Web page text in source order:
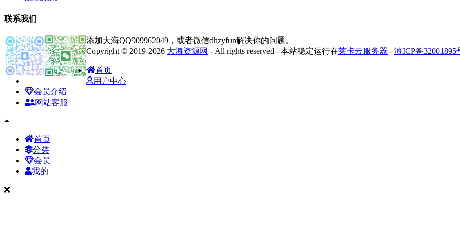
联系我们
添加大海QQ909962049，或者微信dhzyfun解决你的问题。
Copyright © 2019-2026 大海资源网 - All rights reserved - 本站稳定运行在莱卡云服务器 - 滇ICP备32001895
首页
用户中心
会员介绍
网站客服
首页
分类
会员
我的